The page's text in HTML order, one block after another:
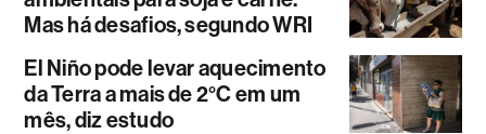
Mas há desafios, segundo WRI
El Niño pode levar aquecimento
da Terra a mais de 2°C em um
mês, diz estudo